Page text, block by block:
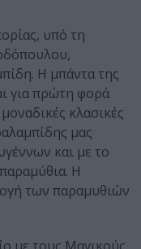
υπό τη
Η μπάντα της
για πρώτη φορά
κλασικές
μας
και με το
Η
των παραμυθιών